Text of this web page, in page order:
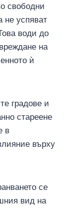
свободни
не успяват
води до
на
ѝ
градове и
стареене
в
върху
се
вид на